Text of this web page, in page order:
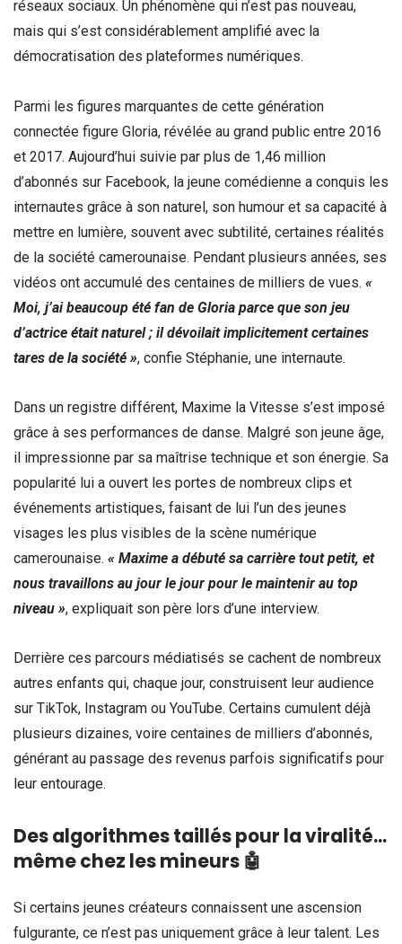
réseaux sociaux. Un phénomène qui n’est pas nouveau,
mais qui s’est considérablement amplifié avec la
démocratisation des plateformes numériques.
Parmi les figures marquantes de cette génération
connectée figure Gloria, révélée au grand public entre 2016
et 2017. Aujourd’hui suivie par plus de 1,46 million
d’abonnés sur Facebook, la jeune comédienne a conquis les
internautes grâce à son naturel, son humour et sa capacité à
mettre en lumière, souvent avec subtilité, certaines réalités
de la société camerounaise. Pendant plusieurs années, ses
vidéos ont accumulé des centaines de milliers de vues. «
Moi, j’ai beaucoup été fan de Gloria parce que son jeu
d’actrice était naturel ; il dévoilait implicitement certaines
tares de la société », confie Stéphanie, une internaute.
Dans un registre différent, Maxime la Vitesse s’est imposé
grâce à ses performances de danse. Malgré son jeune âge,
il impressionne par sa maîtrise technique et son énergie. Sa
popularité lui a ouvert les portes de nombreux clips et
événements artistiques, faisant de lui l’un des jeunes
visages les plus visibles de la scène numérique
camerounaise. « Maxime a débuté sa carrière tout petit, et
nous travaillons au jour le jour pour le maintenir au top
niveau », expliquait son père lors d’une interview.
Derrière ces parcours médiatisés se cachent de nombreux
autres enfants qui, chaque jour, construisent leur audience
sur TikTok, Instagram ou YouTube. Certains cumulent déjà
plusieurs dizaines, voire centaines de milliers d’abonnés,
générant au passage des revenus parfois significatifs pour
leur entourage.
Des algorithmes taillés pour la viralité…
même chez les mineurs 🤖
Si certains jeunes créateurs connaissent une ascension
fulgurante, ce n’est pas uniquement grâce à leur talent. Les